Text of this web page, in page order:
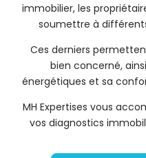
immobilier, les
soumettre à
Ces derniers
bien concerné,
énergétiques et sa
MH Expertises vous
vos diagnostics